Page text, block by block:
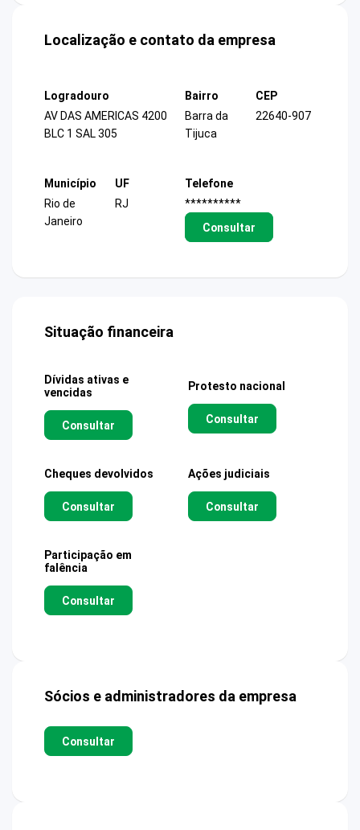
Localização e contato da empresa
Logradouro
AV DAS AMERICAS 4200
BLC 1 SAL 305
Bairro
Barra da
Tijuca
CEP
22640-907
Município
Rio de
Janeiro
UF
RJ
Telefone
**********
Consultar
Situação financeira
Dívidas ativas e
vencidas
Consultar
Protesto nacional
Consultar
Cheques devolvidos
Consultar
Ações judiciais
Consultar
Participação em
falência
Consultar
Sócios e administradores da empresa
Consultar